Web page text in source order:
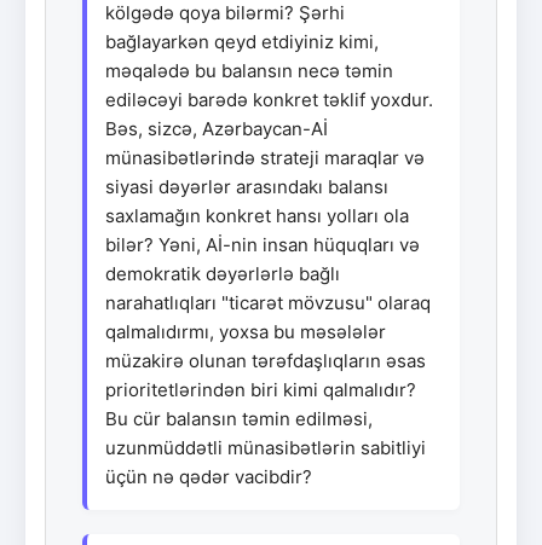
kölgədə qoya bilərmi? Şərhi
bağlayarkən qeyd etdiyiniz kimi,
məqalədə bu balansın necə təmin
ediləcəyi barədə konkret təklif yoxdur.
Bəs, sizcə, Azərbaycan-Aİ
münasibətlərində strateji maraqlar və
siyasi dəyərlər arasındakı balansı
saxlamağın konkret hansı yolları ola
bilər? Yəni, Aİ-nin insan hüquqları və
demokratik dəyərlərlə bağlı
narahatlıqları "ticarət mövzusu" olaraq
qalmalıdırmı, yoxsa bu məsələlər
müzakirə olunan tərəfdaşlıqların əsas
prioritetlərindən biri kimi qalmalıdır?
Bu cür balansın təmin edilməsi,
uzunmüddətli münasibətlərin sabitliyi
üçün nə qədər vacibdir?